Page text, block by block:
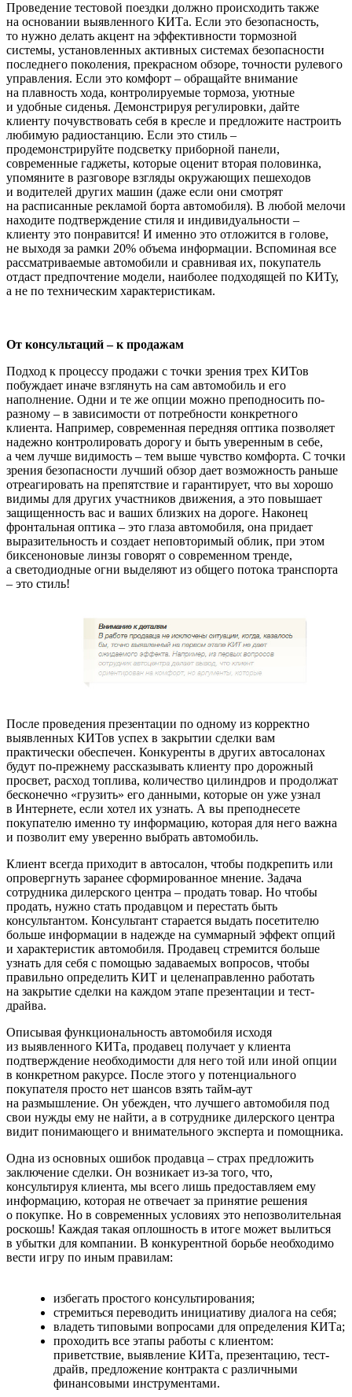
Проведение тестовой поездки должно происходить также
на основании выявленного КИТа. Если это безопасность,
то нужно делать акцент на эффективности тормозной
системы, установленных активных системах безопасности
последнего поколения, прекрасном обзоре, точности рулевого
управления. Если это комфорт – обращайте внимание
на плавность хода, контролируемые тормоза, уютные
и удобные сиденья. Демонстрируя регулировки, дайте
клиенту почувствовать себя в кресле и предложите настроить
любимую радиостанцию. Если это стиль –
продемонстрируйте подсветку приборной панели,
современные гаджеты, которые оценит вторая половинка,
упомяните в разговоре взгляды окружающих пешеходов
и водителей других машин (даже если они смотрят
на расписанные рекламой борта автомобиля). В любой мелочи
находите подтверждение стиля и индивидуальности –
клиенту это понравится! И именно это отложится в голове,
не выходя за рамки 20% объема информации. Вспоминая все
рассматриваемые автомобили и сравнивая их, покупатель
отдаст предпочтение модели, наиболее подходящей по КИТу,
а не по техническим характеристикам.
От консультаций – к продажам
Подход к процессу продажи с точки зрения трех КИТов
побуждает иначе взглянуть на сам автомобиль и его
наполнение. Одни и те же опции можно преподносить по-
разному – в зависимости от потребности конкретного
клиента. Например, современная передняя оптика позволяет
надежно контролировать дорогу и быть уверенным в себе,
а чем лучше видимость – тем выше чувство комфорта. С точки
зрения безопасности лучший обзор дает возможность раньше
отреагировать на препятствие и гарантирует, что вы хорошо
видимы для других участников движения, а это повышает
защищенность вас и ваших близких на дороге. Наконец
фронтальная оптика – это глаза автомобиля, она придает
выразительность и создает неповторимый облик, при этом
биксеноновые линзы говорят о современном тренде,
а светодиодные огни выделяют из общего потока транспорта
– это стиль!
После проведения презентации по одному из корректно
выявленных КИТов успех в закрытии сделки вам
практически обеспечен. Конкуренты в других автосалонах
будут по-прежнему рассказывать клиенту про дорожный
просвет, расход топлива, количество цилиндров и продолжат
бесконечно «грузить» его данными, которые он уже узнал
в Интернете, если хотел их узнать. А вы преподнесете
покупателю именно ту информацию, которая для него важна
и позволит ему уверенно выбрать автомобиль.
Клиент всегда приходит в автосалон, чтобы подкрепить или
опровергнуть заранее сформированное мнение. Задача
сотрудника дилерского центра – продать товар. Но чтобы
продать, нужно стать продавцом и перестать быть
консультантом. Консультант старается выдать посетителю
больше информации в надежде на суммарный эффект опций
и характеристик автомобиля. Продавец стремится больше
узнать для себя с помощью задаваемых вопросов, чтобы
правильно определить КИТ и целенаправленно работать
на закрытие сделки на каждом этапе презентации и тест-
драйва.
Описывая функциональность автомобиля исходя
из выявленного КИТа, продавец получает у клиента
подтверждение необходимости для него той или иной опции
в конкретном ракурсе. После этого у потенциального
покупателя просто нет шансов взять тайм-аут
на размышление. Он убежден, что лучшего автомобиля под
свои нужды ему не найти, а в сотруднике дилерского центра
видит понимающего и внимательного эксперта и помощника.
Одна из основных ошибок продавца – страх предложить
заключение сделки. Он возникает из-за того, что,
консультируя клиента, мы всего лишь предоставляем ему
информацию, которая не отвечает за принятие решения
о покупке. Но в современных условиях это непозволительная
роскошь! Каждая такая оплошность в итоге может вылиться
в убытки для компании. В конкурентной борьбе необходимо
вести игру по иным правилам:
избегать простого консультирования;
стремиться переводить инициативу диалога на себя;
владеть типовыми вопросами для определения КИТа;
проходить все этапы работы с клиентом:
приветствие, выявление КИТа, презентацию, тест-
драйв, предложение контракта с различными
финансовыми инструментами.